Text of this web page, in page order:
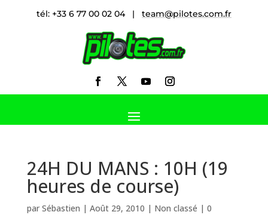
tél: +33 6 77 00 02 04 | team@pilotes.com.fr
24H DU MANS : 10H (19
heures de course)
par Sébastien | Août 29, 2010 | Non classé | 0